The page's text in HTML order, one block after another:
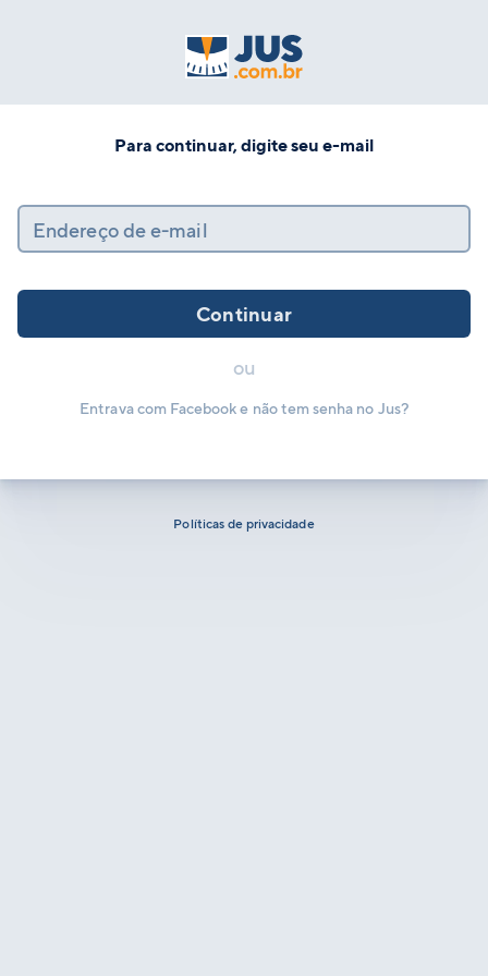
Para continuar, digite seu e-mail
Endereço de e-mail
Continuar
ou
Entrava com Facebook e não tem senha no Jus?
Políticas de privacidade